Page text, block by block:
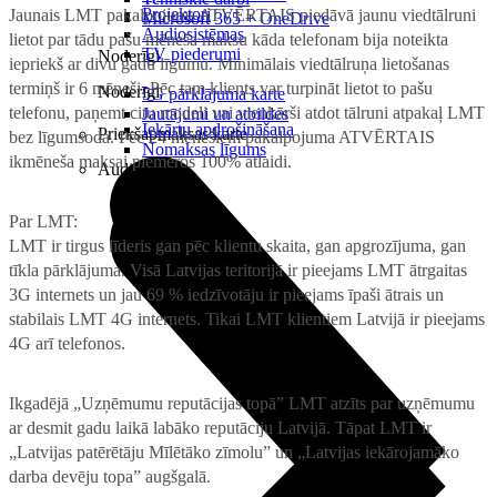
Microsoft 365 + OneDrive
Noderīgi
5G pārklājuma karte
Jautājumi un atbildes
Priekšapmaksas karte
Projektori
Audiosistēmas
TV piederumi
Noderīgi
Iekārtu apdrošināšana
Nomaksas līgums
Audio
Jaunais LMT pakalpojums ATVĒRTAIS piedāvā jaunu viedtālruni
lietot par tādu pašu mēneša maksu kāda telefonam bija noteikta
iepriekš ar divu gadu līgumu. Minimālais viedtālruņa lietošanas
termiņš ir 6 mēneši. Pēc tam klients var turpināt lietot to pašu
telefonu, paņemt citu modeli vai vienkārši atdot tālruni atpakaļ LMT
bez līgumsoda. Pēc 24 mēnešiem pakalpojuma ATVĒRTAIS
ikmēneša maksai piemēros 100% atlaidi.
Par LMT:
LMT ir tirgus līderis gan pēc klientu skaita, gan apgrozījuma, gan
tīkla pārklājuma. Visā Latvijas teritorijā ir pieejams LMT ātrgaitas
3G internets un jau 69 % iedzīvotāju ir pieejams īpaši ātrais un
stabilais LMT 4G internets. Tikai LMT klientiem Latvijā ir pieejams
4G arī telefonos.
Ikgadējā „Uzņēmumu reputācijas topā” LMT atzīts par uzņēmumu
ar desmit gadu laikā labāko reputāciju Latvijā. Tāpat LMT ir
„Latvijas patērētāju Mīlētāko zīmolu” un „Latvijas iekārojamāko
darba devēju topa” augšgalā.